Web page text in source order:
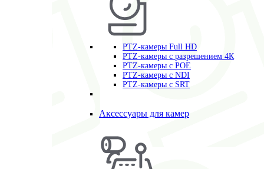
PTZ-камеры Full HD
PTZ-камеры с разрешением 4К
PTZ-камеры с POE
PTZ-камеры c NDI
PTZ-камеры с SRT
Аксессуары для камер